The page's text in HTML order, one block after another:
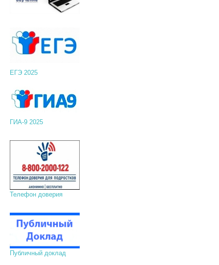
ЕГЭ 2025
ГИА-9 2025
Телефон доверия
Публичный доклад